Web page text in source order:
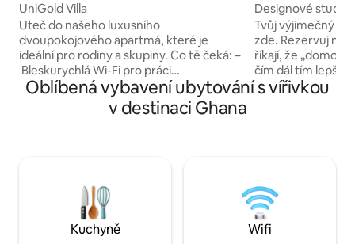
UniGold Villa
Uteč do našeho luxusního
dvoupokojového apartmá, které je
ideální pro rodiny a skupiny. Co tě čeká: –
Bleskurychlá Wi-Fi pro práci
a streamování, například Netflix – Velké
a útulné postele velikosti King pro
dokonalý spánek – Uzavřený areál
posezení k relaxaci / kouření – Snadno se
odtud dostaneš do Cape Coastu a na
hrady Elmina Castle 🏰, do parku Kakum
Park a do restaurací. Rezervuj hned
Designové studio
a hotelový luxus
Tvůj výjimečný
zde. Rezervuj
říkají, že „domov
čím dál tím lepší“. Přístup do střešního
bazénu a posilovny. Tato
City, restaurací,
kaváren a Roman
na letiště. Ideální
páry, sólo hosty
Oblíbená vybavení ubytování s vířivkou
v destinaci Ghana
Kuchyně Wifi